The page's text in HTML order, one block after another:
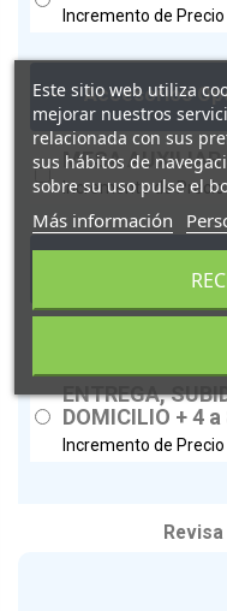
Incremento de Precio
- Accesorios
MESA
Incremento de
Subida +
ENTREGA,
DOMICILIO + 4
Incremento de Precio
Este sitio web utiliza
mejorar nuestros
relacionada con sus
sus hábitos de
sobre su uso pulse el
Más información